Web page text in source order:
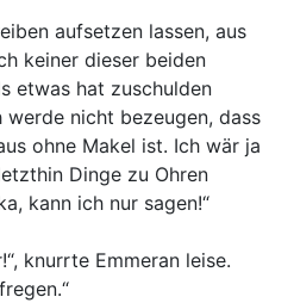
aufsetzen lassen, aus
keiner dieser beiden
etwas hat zuschulden
werde nicht bezeugen, dass
ohne Makel ist. Ich wär ja
Dinge zu Ohren
kann ich nur sagen!“
knurrte Emmeran leise.